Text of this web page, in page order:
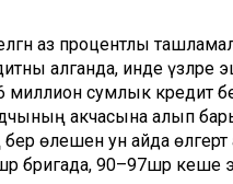
аз процентлы
алганда, инде үзләре
сумлык кредит
акчасына алып
өлешен ун айда
бригада, 90–97шәр кеше